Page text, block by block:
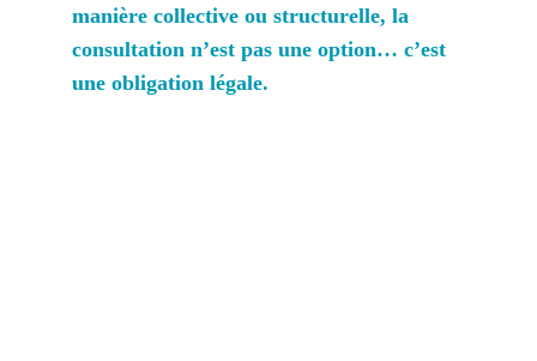
manière collective ou structurelle, la
consultation n’est pas une option… c’est
une obligation légale.